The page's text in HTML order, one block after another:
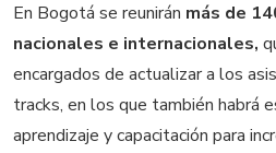
En Bogotá se reunirán más de
nacionales e internacionales,
encargados de actualizar a los
tracks, en los que también habrá
aprendizaje y capacitación para